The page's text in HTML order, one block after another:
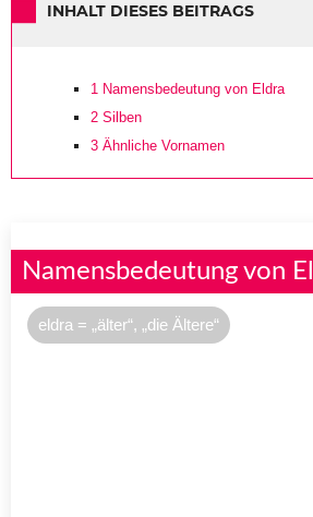
INHALT DIESES BEITRAGS
1 Namensbedeutung von Eldra
2 Silben
3 Ähnliche Vornamen
Namensbedeutung von
eldra = „älter“, „die Ältere“